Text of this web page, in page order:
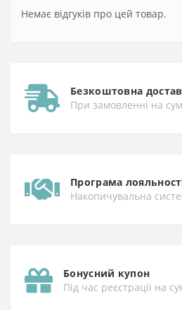
Немає відгуків про цей товар.
Безкоштовна
При замовленні на
Програма
Накопичувальна
Бонусний купон
Під час реєстрації на